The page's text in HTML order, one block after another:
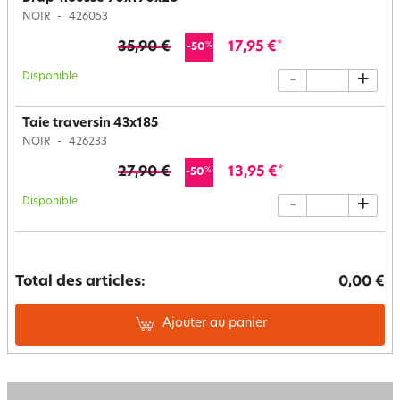
NOIR 426053
35,90 € -50% 17,95 €*
Disponible - +
Taie traversin 43x185
NOIR 426233
27,90 € -50% 13,95 €*
Disponible - +
Total des articles: 0,00 €
Ajouter au panier